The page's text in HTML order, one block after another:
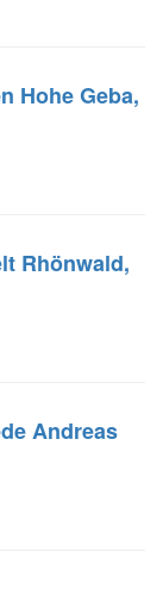
Hohe Geba,
Rhönwald,
Andreas